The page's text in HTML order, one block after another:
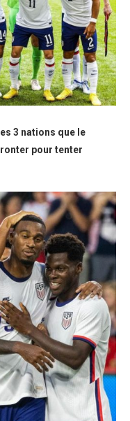
3 nations que le
pour tenter